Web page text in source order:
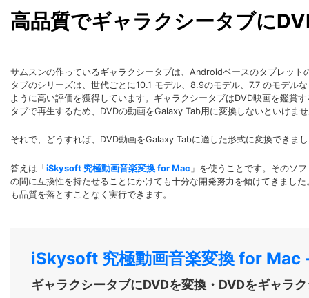
高品質でギャラクシータブに
サムスンの作っているギャラクシータブは、Androidベースのタブレッ
タブのシリーズは、世代ごとに10.1 モデル、8.9のモデル、7.7 のモデル
ように高い評価を獲得しています。ギャラクシータブはDVD映画を鑑賞
タブで再生するため、DVDの動画をGalaxy Tab用に変換しないといけま
それで、どうすれば、DVD動画をGalaxy Tabに適した形式に変換できま
答えは「 iSkysoft 究極動画音楽変換 for Mac 」を使うことです。そのソ
の間に互換性を持たせることにかけても十分な開発努力を傾けてきまし
も品質を落とすことなく実行できます。
iSkysoft 究極動画音楽変換 for Mac
ギャラクシータブにDVDを変換・DVDをギャラ